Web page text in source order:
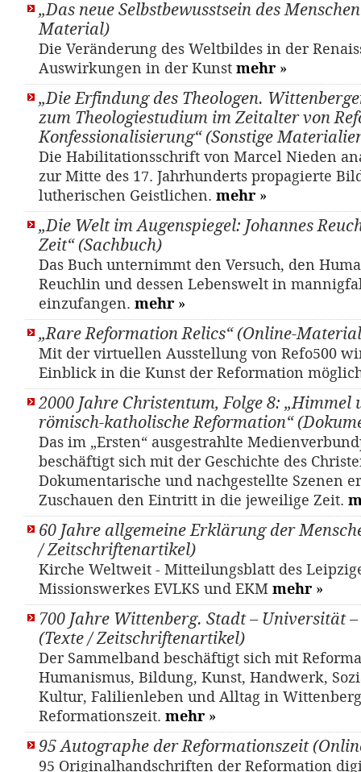
„Das neue Selbstbewusstsein des
Material)
Die Veränderung des Weltbildes in der
Auswirkungen in der Kunst mehr »
„Die Erfindung des Theologen.
zum Theologiestudium im Zeitalter von
Konfessionalisierung“ (Sonstige
Die Habilitationsschrift von Marcel Nieden
zur Mitte des 17. Jahrhunderts propagierte
lutherischen Geistlichen. mehr »
„Die Welt im Augenspiegel: Johannes
Zeit“ (Sachbuch)
Das Buch unternimmt den Versuch, den
Reuchlin und dessen Lebenswelt in
einzufangen. mehr »
„Rare Reformation Relics“ (Online-
Mit der virtuellen Ausstellung von Refo500
Einblick in die Kunst der Reformation
2000 Jahre Christentum, Folge 8: „Himmel
römisch-katholische Reformation“
Das im „Ersten“ ausgestrahlte
beschäftigt sich mit der Geschichte des
Dokumentarische und nachgestellte Szenen
Zuschauen den Eintritt in die jeweilige Zeit.
60 Jahre allgemeine Erklärung der
/ Zeitschriftenartikel)
Kirche Weltweit - Mitteilungsblatt des
Missionswerkes EVLKS und EKM mehr »
700 Jahre Wittenberg. Stadt – Universität
(Texte / Zeitschriftenartikel)
Der Sammelband beschäftigt sich mit
Humanismus, Bildung, Kunst, Handwerk,
Kultur, Falilienleben und Alltag in
Reformationszeit. mehr »
95 Autographe der Reformationszeit
95 Originalhandschriften der Reformation